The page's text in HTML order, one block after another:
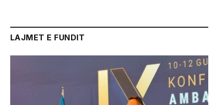
LAJMET E FUNDIT